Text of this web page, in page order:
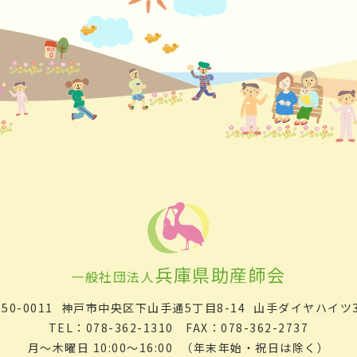
一般社団法人 兵庫県助産師会
0011 神戸市中央区下山手通5丁目8-14 山手ダイヤハイ
TEL：078-362-1310 FAX：078-362-2737
月～木曜日 10:00～16:00
（年末年始・祝日は除く）